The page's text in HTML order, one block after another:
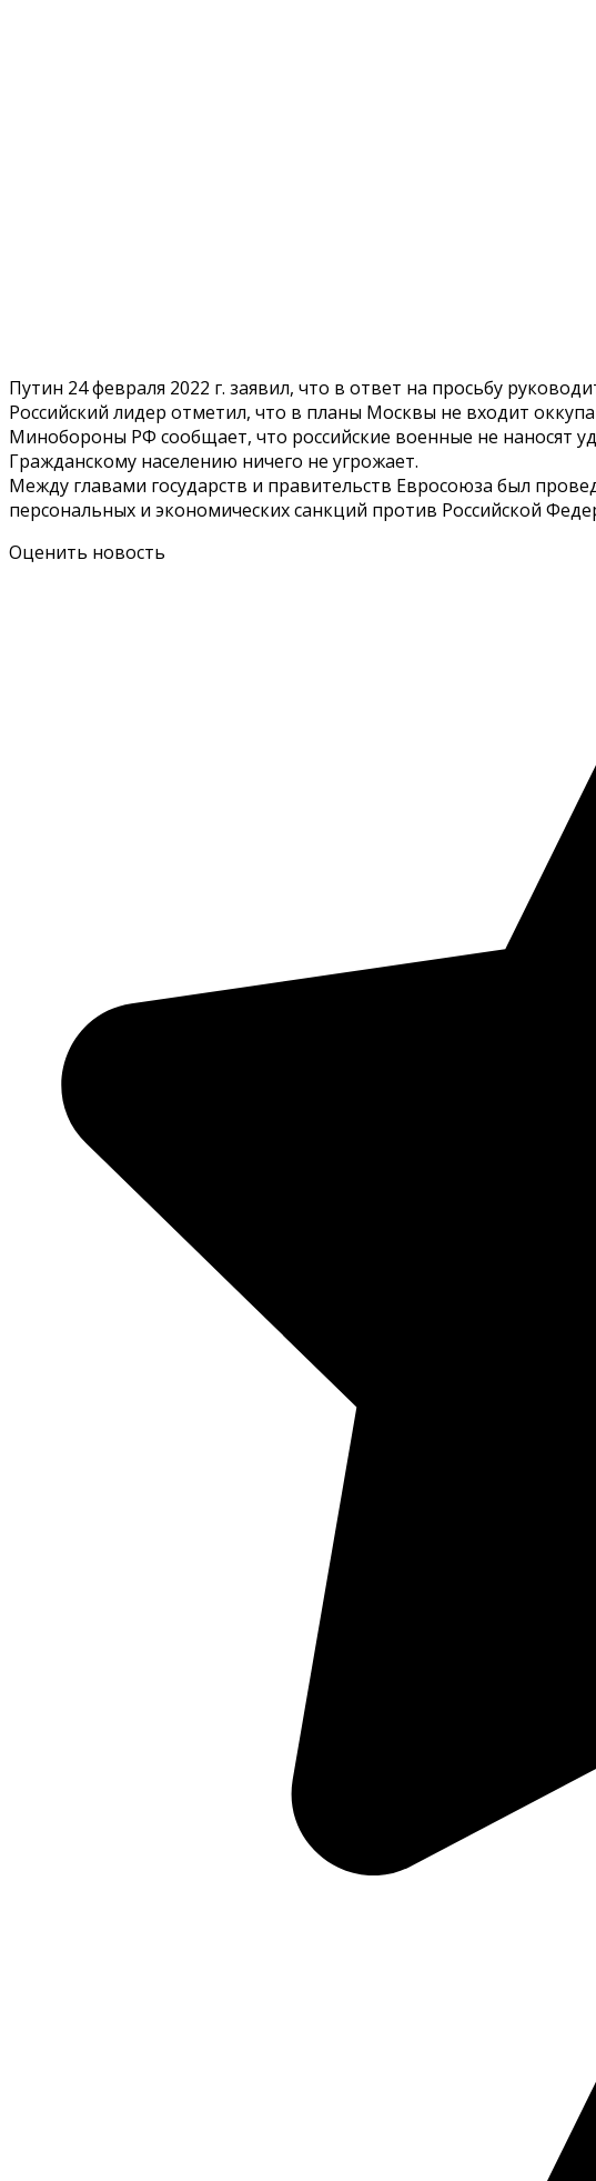
Путин 24 февраля 2022 г. заявил, что в ответ на просьбу
Российский лидер отметил, что в планы Москвы не входит
Минобороны РФ сообщает, что российские военные не наносят
Гражданскому населению ничего не угрожает.
Между главами государств и правительств Евросоюза был
персональных и экономических санкций против Российской
Оценить новость